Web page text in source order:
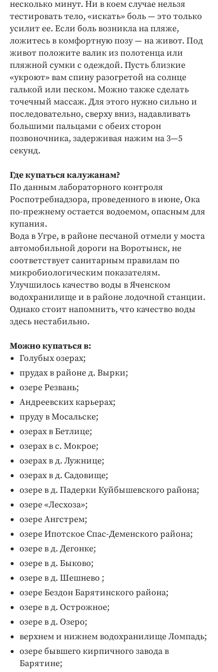
несколько минут. Ни в коем случае нельзя
тестировать тело, «искать» боль — это только
усилит ее. Если боль возникла на пляже,
ложитесь в комфортную позу — на живот. Под
живот положите валик из полотенца или
пляжной сумки с одеждой. Пусть близкие
«укроют» вам спину разогретой на солнце
галькой или песком. Можно также сделать
точечный массаж. Для этого нужно сильно и
последовательно, сверху вниз, надавливать
большими пальцами с обеих сторон
позвоночника, задерживая нажим на 3—5
секунд.
Где купаться калужанам?
По данным лабораторного контроля
Роспотребнадзора, проведенного в июне, Ока
по-прежнему остается водоемом, опасным для
купания.
Вода в Угре, в районе песчаной отмели у моста
автомобильной дороги на Воротынск, не
соответствует санитарным правилам по
микробиологическим показателям.
Улучшилось качество воды в Яченском
водохранилище и в районе лодочной станции.
Однако стоит напомнить, что качество воды
здесь нестабильно.
Можно купаться в:
Голубых озерах;
прудах в районе д. Вырки;
озере Резвань;
Андреевских карьерах;
пруду в Мосальске;
озерах в Бетлице;
озерах в с. Мокрое;
озерах в д. Лужнице;
озерах в д. Садовище;
озере в д. Падерки Куйбышевского района;
озере «Лесхоза»;
озере Ангстрем;
озере Ипотское Спас-Деменского района;
озере в д. Дегонке;
озере в д. Быково;
озере в д. Шешнево ;
озере Бездон Барятинского района;
озере в д. Острожное;
озере в д. Озеро;
верхнем и нижнем водохранилище Ломпадь;
озере бывшего кирпичного завода в
Барятине;